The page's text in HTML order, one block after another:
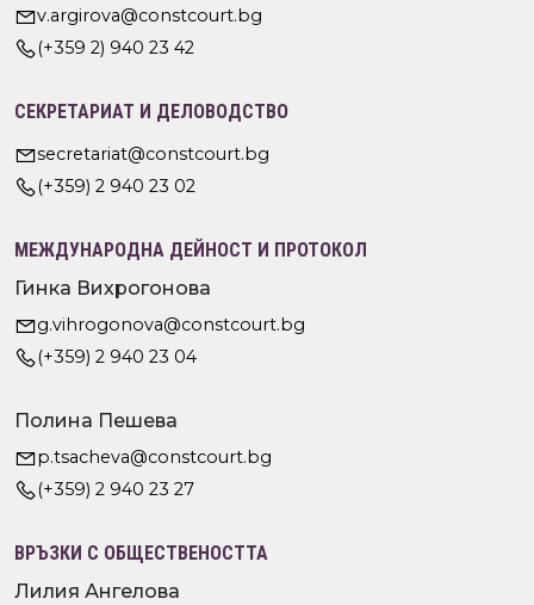
v.argirova@constcourt.bg
(+359 2) 940 23 42
СЕКРЕТАРИАТ И ДЕЛОВОДСТВО
secretariat@constcourt.bg
(+359) 2 940 23 02
МЕЖДУНАРОДНА ДЕЙНОСТ И ПРОТОКОЛ
Гинка Вихрогонова
g.vihrogonova@constcourt.bg
(+359) 2 940 23 04
Полина Пешева
p.tsacheva@constcourt.bg
(+359) 2 940 23 27
ВРЪЗКИ С ОБЩЕСТВЕНОСТТА
Лилия Ангелова